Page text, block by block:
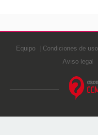
Equipo Condiciones de uso
Aviso legal